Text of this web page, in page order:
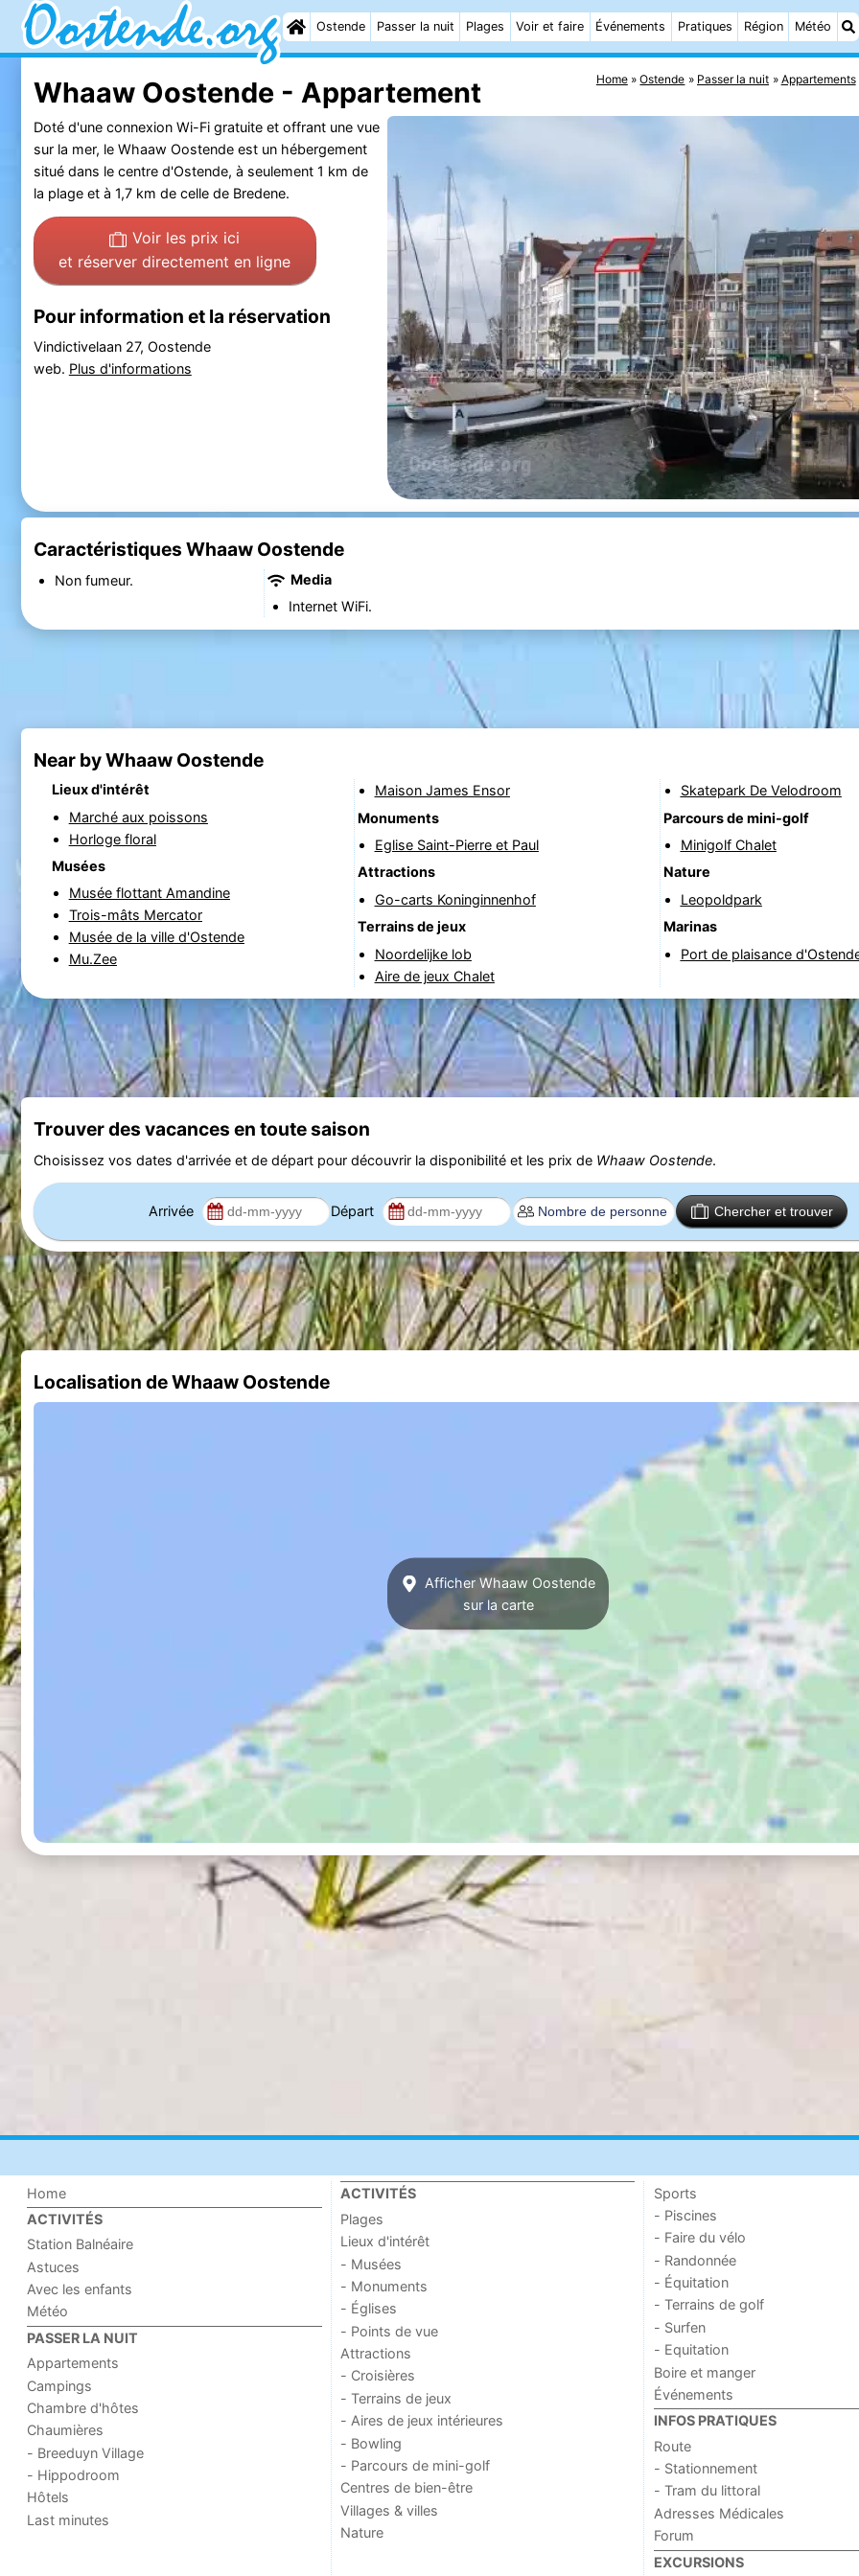
Ostende Passer la nuit Plages Voir et faire Événements Pratiques Région Météo
Home Ostende Passer la nuit Appartements
Whaaw Oostende - Appartement
Doté d'une connexion Wi-Fi gratuite et offrant une vue
sur la mer, le Whaaw Oostende est un hébergement
situé dans le centre d'Ostende, à seulement 1 km de
la plage et à 1,7 km de celle de Bredene.
Voir les prix ici
et réserver directement en ligne
Pour information et la réservation
Vindictivelaan 27, Oostende
web. Plus d'informations
Caractéristiques Whaaw Oostende
Non fumeur.
Media
Internet WiFi.
Near by Whaaw Oostende
Lieux d'intérêt
Marché aux poissons
Horloge floral
Musées
Musée flottant Amandine
Trois-mâts Mercator
Musée de la ville d'Ostende
Mu.Zee
Maison James Ensor
Monuments
Eglise Saint-Pierre et Paul
Attractions
Go-carts Koninginnenhof
Terrains de jeux
Noordelijke lob
Aire de jeux Chalet
Skatepark De Velodroom
Parcours de mini-golf
Minigolf Chalet
Nature
Leopoldpark
Marinas
Port de plaisance
Trouver des vacances en toute saison
Choisissez vos dates d'arrivée et de départ pour découvrir la disponibilité et les prix de Whaaw Oostende.
Arrivée Départ Chercher et trouver
Localisation de Whaaw Oostende
Afficher Whaaw Oostende
sur la carte
Home
ACTIVITÉS
Station Balnéaire
Astuces
Avec les enfants
Météo
PASSER LA NUIT
Appartements
Campings
Chambre d'hôtes
Chaumières
- Breeduyn Village
- Hippodroom
Hôtels
Last minutes
ACTIVITÉS
Plages
Lieux d'intérêt
- Musées
- Monuments
- Églises
- Points de vue
Attractions
- Croisières
- Terrains de jeux
- Aires de jeux intérieures
- Bowling
- Parcours de mini-golf
Centres de bien-être
Villages & villes
Nature
Sports
- Piscines
- Faire du vélo
- Randonnée
- Équitation
- Terrains de golf
- Surfen
- Equitation
Boire et manger
Événements
INFOS PRATIQUES
Route
- Stationnement
- Tram du littoral
Adresses Médicales
Forum
EXCURSIONS